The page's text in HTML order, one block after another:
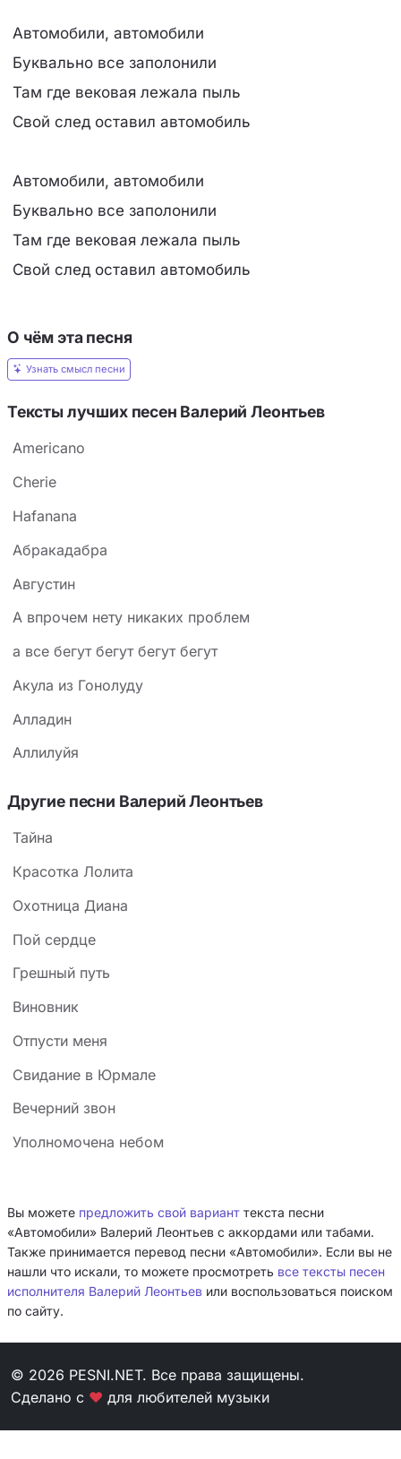
Автомобили, автомобили
Буквально все заполонили
Там где вековая лежала пыль
Свой след оставил автомобиль
Автомобили, автомобили
Буквально все заполонили
Там где вековая лежала пыль
Свой след оставил автомобиль
О чём эта песня
Узнать смысл песни
Тексты лучших песен Валерий Леонтьев
Americano
Cherie
Hafanana
Абракадабра
Августин
А впрочем нету никаких проблем
а все бегут бегут бегут бегут
Акула из Гонолуду
Алладин
Аллилуйя
Другие песни Валерий Леонтьев
Тайна
Красотка Лолита
Охотница Диана
Пой сердце
Грешный путь
Виновник
Отпусти меня
Свидание в Юрмале
Вeчepний звoн
Уполномочена небом
Вы можете предложить свой вариант текста песни
«Автомобили» Валерий Леонтьев с аккордами или табами.
Также принимается перевод песни «Автомобили». Если вы не
нашли что искали, то можете просмотреть все тексты песен
исполнителя Валерий Леонтьев или воспользоваться поиском
по сайту.
© 2026 PESNI.NET. Все права защищены.
Сделано с ❤ для любителей музыки